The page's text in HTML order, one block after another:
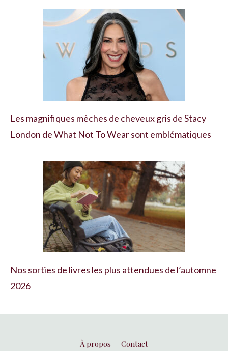
Les magnifiques mèches de cheveux gris de Stacy
London de What Not To Wear sont emblématiques
Nos sorties de livres les plus attendues de l’automne
2026
À propos Contact